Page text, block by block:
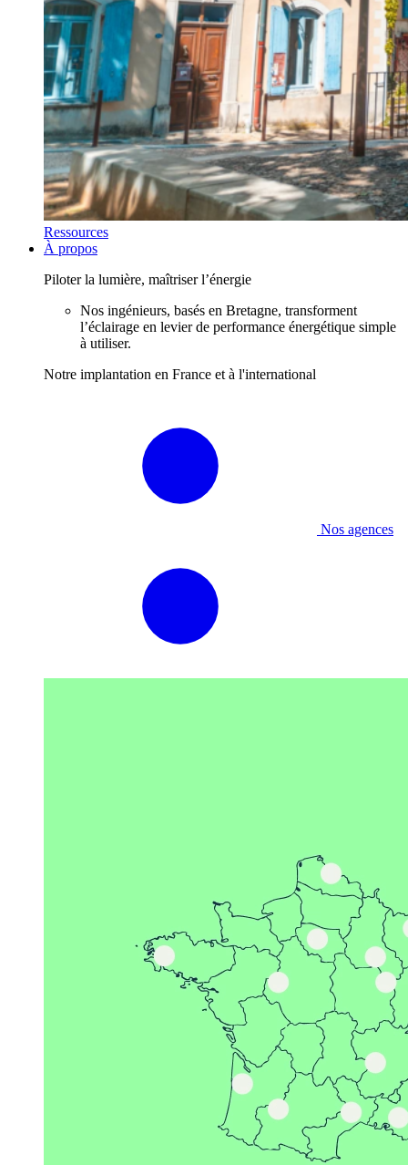
Ressources
À propos
Piloter la lumière, maîtriser l’énergie
Nos ingénieurs, basés en Bretagne, transforment
l’éclairage en levier de performance énergétique simple
à utiliser.
Notre implantation en France et à l'international
Nos agences